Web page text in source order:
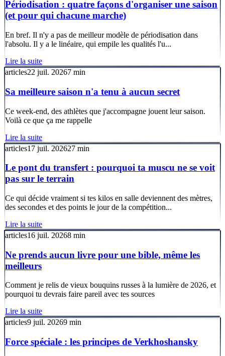
Périodisation : quatre façons d'organiser une saison
(et pour qui chacune marche)
En bref. Il n'y a pas de meilleur modèle de périodisation dans
l'absolu. Il y a le linéaire, qui empile les qualités l'u...
Lire la suite
articles22 juil. 20267 min
Sa meilleure saison n'a tenu à aucun secret
Ce week-end, des athlètes que j'accompagne jouent leur saison.
Voilà ce que ça me rappelle
Lire la suite
articles17 juil. 202627 min
Le pont du transfert : pourquoi ta muscu ne se voit
pas sur le terrain
Ce qui décide vraiment si tes kilos en salle deviennent des mètres,
des secondes et des points le jour de la compétition...
Lire la suite
articles16 juil. 20268 min
Ne prends aucun livre pour une bible, même les
meilleurs
Comment je relis de vieux bouquins russes à la lumière de 2026, et
pourquoi tu devrais faire pareil avec tes sources
Lire la suite
articles9 juil. 20269 min
Force spéciale : les principes de Verkhoshansky